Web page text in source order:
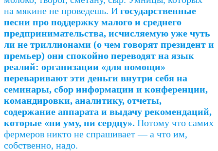
на мякине не проведешь. И государственные
песни про поддержку малого и среднего
предпринимательства, исчисляемую уже чуть
ли не триллионами (о чем говорят президент и
премьер) они спокойно переводят на язык
реалий: организации «для помощи»
переваривают эти деньги внутри себя на
семинары, сбор информации и конференции,
командировки, аналитику, отчеты,
содержание аппарата и выдачу рекомендаций,
которые «ни уму, ни сердцу». Потому что самих
фермеров никто не спрашивает — а что им,
собственно, надо.